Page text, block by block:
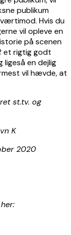
publikum
Hvis du
vil opleve en
på scenen
et rigtig godt
en dejlig
vil hævde, at
st.tv. og
K
2020